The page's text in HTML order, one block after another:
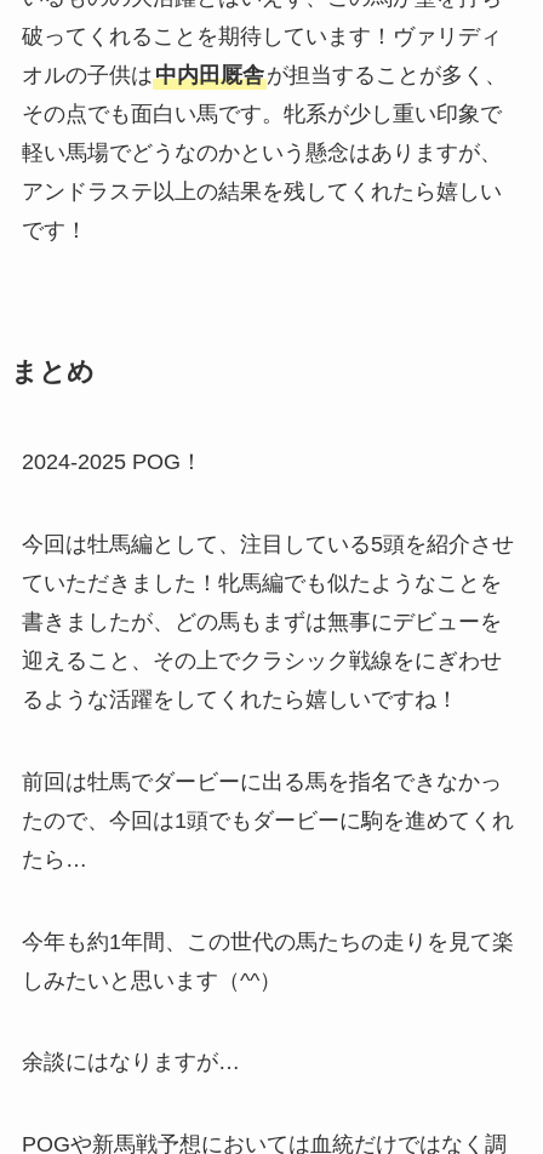
破ってくれることを期待しています！ヴァリディ
オルの子供は中内田厩舎が担当することが多く、
その点でも面白い馬です。牝系が少し重い印象で
軽い馬場でどうなのかという懸念はありますが、
アンドラステ以上の結果を残してくれたら嬉しい
です！
まとめ
2024-2025 POG！
今回は牡馬編として、注目している5頭を紹介させ
ていただきました！牝馬編でも似たようなことを
書きましたが、どの馬もまずは無事にデビューを
迎えること、その上でクラシック戦線をにぎわせ
るような活躍をしてくれたら嬉しいですね！
前回は牡馬でダービーに出る馬を指名できなかっ
たので、今回は1頭でもダービーに駒を進めてくれ
たら…
今年も約1年間、この世代の馬たちの走りを見て楽
しみたいと思います（^^）
余談にはなりますが…
POGや新馬戦予想においては血統だけではなく調